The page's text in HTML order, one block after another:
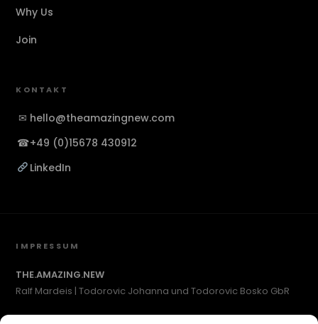
Why Us
Join
KONTAKT
✉ hello@theamazingnew.com
☎+49 (0)15678 430912
LinkedIn
IMPRESSUM
THE.AMAZING.NEW
Ralf Mardeis | Todorovic Johanna und Todorovic Bosko GbR